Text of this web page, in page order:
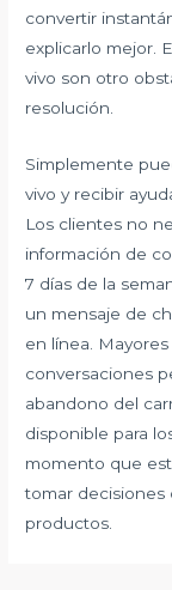
convertir
explicarlo mejor.
vivo son otro
resolución.
Simplemente
vivo y recibir
Los clientes no
información de
7 días de la
un mensaje de
en línea.
conversaciones
abandono del
disponible para
momento que
tomar decisiones
productos.